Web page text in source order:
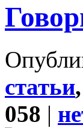
статьи,
058 |